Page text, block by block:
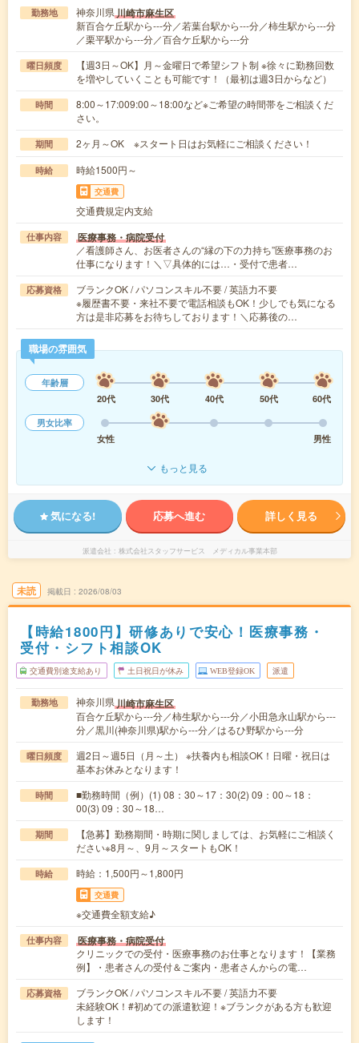
勤務地 神奈川県川崎市麻生区
新百合ケ丘駅から---分／若葉台駅から---分／柿生駅から---分
／栗平駅から---分／百合ケ丘駅から---分
曜日頻度
【週3日～OK】月～金曜日で希望シフト制 ※徐々に勤務回数
を増やしていくことも可能です！（最初は週3日からなど）
時間
8:00～17:009:00～18:00など※ご希望の時間帯をご相談くだ
さい。
期間 2ヶ月～OK ※スタート日はお気軽にご相談ください！
時給 時給1500円～
交通費
交通費規定内支給
仕事内容 医療事務・病院受付
／看護師さん、お医者さんの“縁の下の力持ち”医療事務のお
仕事になります！＼▽具体的には…・受付で患者…
応募資格
ブランクOK / パソコンスキル不要 / 英語力不要
※履歴書不要・来社不要で電話相談もOK！少しでも気になる
方は是非応募をお待ちしております！＼応募後の…
職場の雰囲気
年齢層
20代
30代 40代 50代
60代
男女比率
女性
男性
もっと見る
気になる! 応募へ進む 詳しく見る
派遣会社 株式会社スタッフサービス メディカル事業本部
未読 掲載日 2026/08/03
【時給1800円】研修ありで安心！医療事務・
受付・シフト相談OK
交通費別途支給あり 土日祝日が休み WEB登録OK 派遣
勤務地 神奈川県川崎市麻生区
百合ケ丘駅から---分／柿生駅から---分／小田急永山駅から---
分／黒川(神奈川県)駅から---分／はるひ野駅から---分
曜日頻度
週2日～週5日（月～土） ※扶養内も相談OK！日曜・祝日は
基本お休みとなります！
時間
■勤務時間（例）(1) 08：30～17：30(2) 09：00～18：
00(3) 09：30～18…
期間
【急募】勤務期間・時期に関しましては、お気軽にご相談く
ださい※8月～、9月～スタートもOK！
時給 時給：1,500円～1,800円
交通費
※交通費全額支給♪
仕事内容 医療事務・病院受付
クリニックでの受付・医療事務のお仕事となります！【業務
例】・患者さんの受付＆ご案内・患者さんからの電…
応募資格
ブランクOK / パソコンスキル不要 / 英語力不要
未経験OK！#初めての派遣歓迎！※ブランクがある方も歓迎
します！